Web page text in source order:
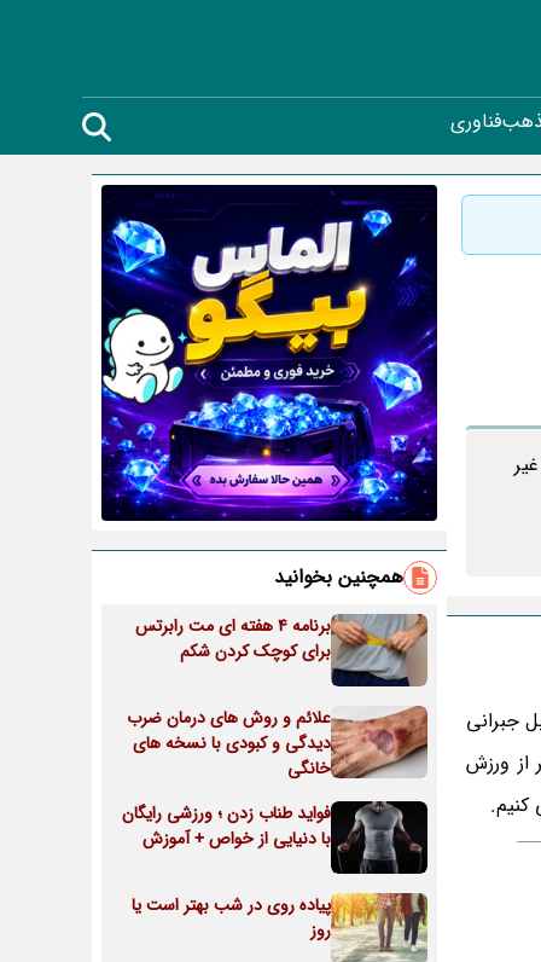
فناوری
جبرانی
از ورزش
کنیم.
همچنین بخوانید
برنامه 4 هفته ای مت رابرتس
برای کوچک کردن شکم
علائم و روش های درمان ضرب
دیدگی و کبودی با نسخه های
خانگی
فواید طناب زدن ؛ ورزشی رایگان
با دنیایی از خواص + آموزش
پیاده روی در شب بهتر است یا
روز